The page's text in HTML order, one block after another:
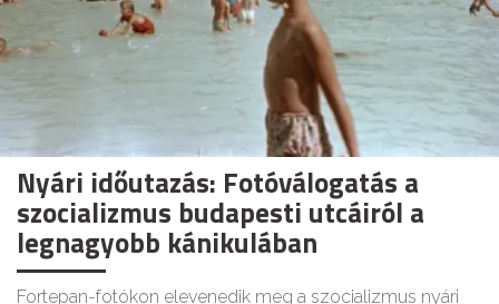
Nyári időutazás: Fotóválogatás a
szocializmus budapesti utcáiról a
legnagyobb kánikulában
Fortepan-fotókon elevenedik meg a szocializmus nyári